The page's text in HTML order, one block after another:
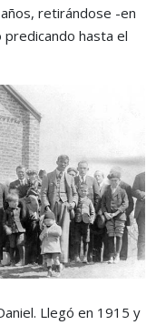
retirándose -en
predicando hasta el
Llegó en 1915 y